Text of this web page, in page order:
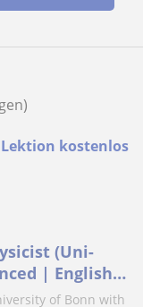
Lektion kostenlos
(Uni-
| English
of Bonn with